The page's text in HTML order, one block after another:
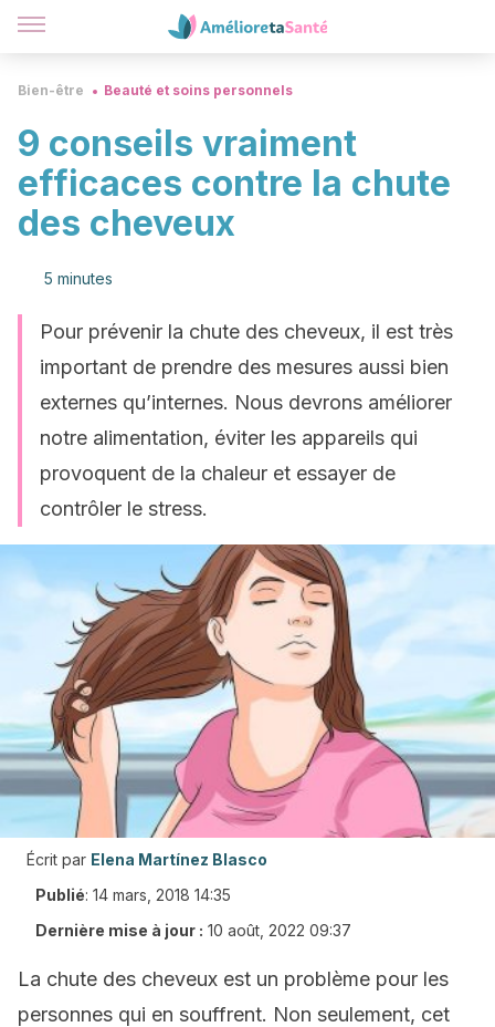
Bien-être Beauté et soins personnels
9 conseils vraiment
efficaces contre la chute
des cheveux
5 minutes
Pour prévenir la chute des cheveux, il est très
important de prendre des mesures aussi bien
externes qu’internes. Nous devrons améliorer
notre alimentation, éviter les appareils qui
provoquent de la chaleur et essayer de
contrôler le stress.
Écrit par Elena Martínez Blasco
Publié: 14 mars, 2018 14:35
Dernière mise à jour : 10 août, 2022 09:37
La chute des cheveux est un problème pour les
personnes qui en souffrent. Non seulement, cet